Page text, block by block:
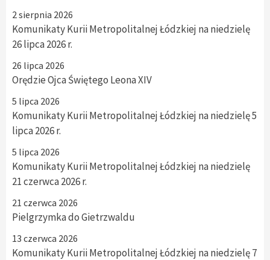
2 sierpnia 2026
Komunikaty Kurii Metropolitalnej Łódzkiej na niedzielę
26 lipca 2026 r.
26 lipca 2026
Orędzie Ojca Świętego Leona XIV
5 lipca 2026
Komunikaty Kurii Metropolitalnej Łódzkiej na niedzielę 5
lipca 2026 r.
5 lipca 2026
Komunikaty Kurii Metropolitalnej Łódzkiej na niedzielę
21 czerwca 2026 r.
21 czerwca 2026
Pielgrzymka do Gietrzwaldu
13 czerwca 2026
Komunikaty Kurii Metropolitalnej Łódzkiej na niedzielę 7